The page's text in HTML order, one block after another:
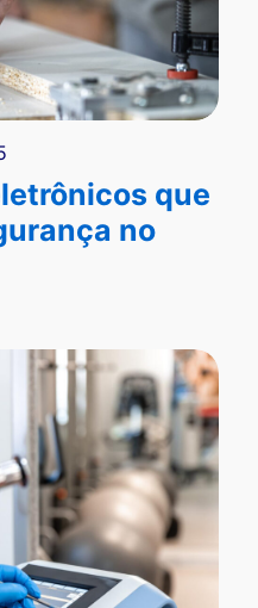
que
no